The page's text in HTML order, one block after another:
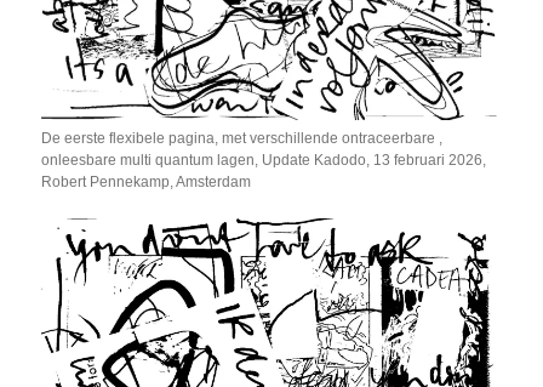
De eerste flexibele pagina, met verschillende ontraceerbare ,
onleesbare multi quantum lagen, Update Kadodo, 13 februari 2026,
Robert Pennekamp, Amsterdam